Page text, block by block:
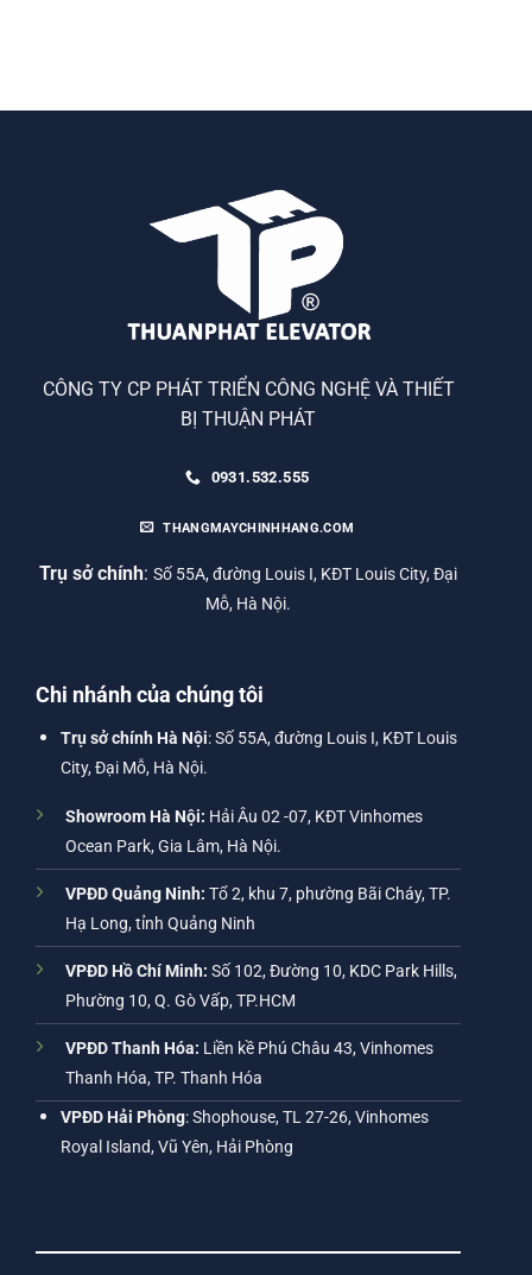
CÔNG TY CP PHÁT TRIỂN CÔNG NGHỆ VÀ THIẾT
BỊ THUẬN PHÁT
0931.532.555
THANGMAYCHINHHANG.COM
Trụ sở chính: Số 55A, đường Louis I, KĐT Louis City, Đại
Mỗ, Hà Nội.
Chi nhánh của chúng tôi
Trụ sở chính Hà Nội: Số 55A, đường Louis I, KĐT Louis
City, Đại Mỗ, Hà Nội.
Showroom Hà Nội: Hải Âu 02 -07, KĐT Vinhomes
Ocean Park, Gia Lâm, Hà Nội.
VPĐD Quảng Ninh: Tổ 2, khu 7, phường Bãi Cháy, TP.
Hạ Long, tỉnh Quảng Ninh
VPĐD Hồ Chí Minh: Số 102, Đường 10, KDC Park Hills,
Phường 10, Q. Gò Vấp, TP.HCM
VPĐD Thanh Hóa: Liền kề Phú Châu 43, Vinhomes
Thanh Hóa, TP. Thanh Hóa
VPĐD Hải Phòng: Shophouse, TL 27-26, Vinhomes
Royal Island, Vũ Yên, Hải Phòng